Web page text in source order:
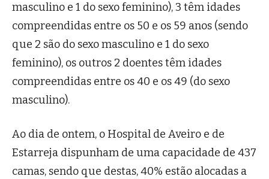
masculino e 1 do sexo feminino), 3 têm idades
compreendidas entre os 50 e os 59 anos (sendo
que 2 são do sexo masculino e 1 do sexo
feminino), os outros 2 doentes têm idades
compreendidas entre os 40 e os 49 (do sexo
masculino).
Ao dia de ontem, o Hospital de Aveiro e de
Estarreja dispunham de uma capacidade de 437
camas, sendo que destas, 40% estão alocadas a